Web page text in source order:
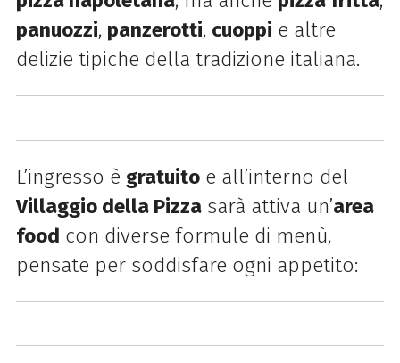
panuozzi, panzerotti, cuoppi e altre
delizie tipiche della tradizione italiana.
L’ingresso è gratuitoe all’interno del
Villaggio della Pizzasarà attiva un’area
food con diverse formule di menù,
pensate per soddisfare ogni appetito: